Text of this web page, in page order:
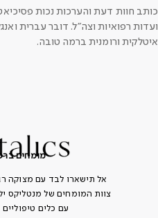
כותב חוות דעת והערכות נכות
ועדות רפואיות וצה"ל. דובר עברית
איטלקית ורומנית ברמה טובה.
מומחים
אל תישארו לבד עם מצוקה
צוות המומחים של מנטליקס
עם כלים